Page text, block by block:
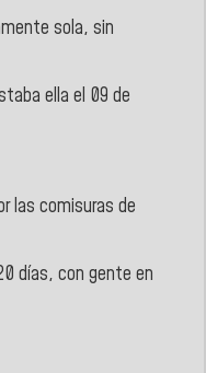
sola, sin
ella el 09 de
las comisuras de
días, con gente en